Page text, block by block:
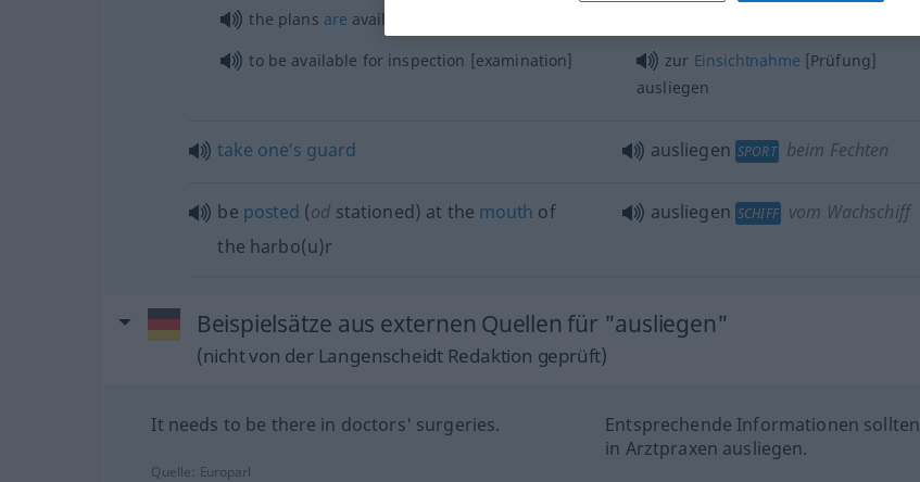
the plans are available to the
to be available for inspection [examination]
zur Einsichtnahme [Prüfung]
ausliegen
take one’s guard ausliegen SPORT beim Fechten
be posted (od stationed) at the mouth of
the harbo(u)r
ausliegen SCHIFF vom Wachschiff
Beispielsätze aus externen Quellen für "ausliegen"
(nicht von der Langenscheidt Redaktion geprüft)
It needs to be there in doctors' surgeries.
Entsprechende Informationen sollten
in Arztpraxen ausliegen.
Quelle: Europarl